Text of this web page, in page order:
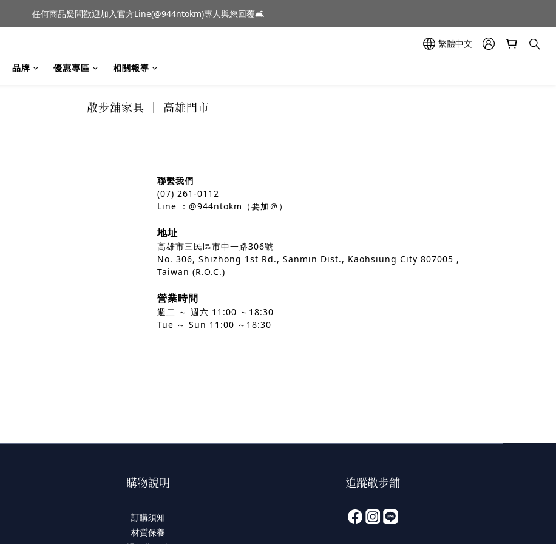
新品到貨｜日本燈具品牌 Ambientec 年度新品 Barcarolle 臺中樂群門市展示中✨
任何商品疑問歡迎加入官方Line(@944ntokm)專人與您回覆🛋️
繁體中文
品牌 優惠專區 相關報導
散步舖家具 ｜ 高雄門市
聯繫我們
(07) 261-0112
Line ：@944ntokm（要加＠）
地址
高雄市三民區市中一路306號
No. 306, Shizhong 1st Rd., Sanmin Dist., Kaohsiung City 807005 ,
Taiwan (R.O.C.)
營業時間
週二 ～ 週六 11:00 ～18:30
Tue ～ Sun 11:00 ～18:30
購物說明
訂購須知
材質保養
追蹤散步舖